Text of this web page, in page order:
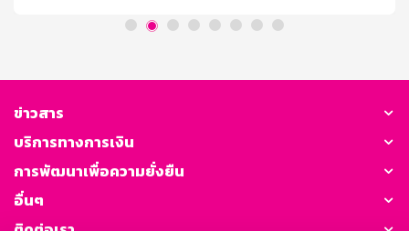
ครั้งละเท่าใดก็ได้ ถอนหรือปิดบัญชีก่อนฝากครบ 3 ปี จำนวน
ที่ลงรับไปแล้วธนาคารจะไม่เรียกคืน ภาษี ณ ที่จ่าย บุคคล
ธรรมดาไม่เสียภาษี นิติบุคคลหักภาษี ณ ที่จ่าย ตามประกาศ
กรมสรรพากร ระยะเวลาจ่ายดอกเบี้ย จ่ายดอกเบี้ยทุกเดือน
โดยโอนเข้าบัญชีเงินฝากประเภทเผื่อเรียกที่เป็นบัญชีคู่โอน
ข่าวสาร
บริการทางการเงิน
การพัฒนาเพื่อความยั่งยืน
อื่นๆ